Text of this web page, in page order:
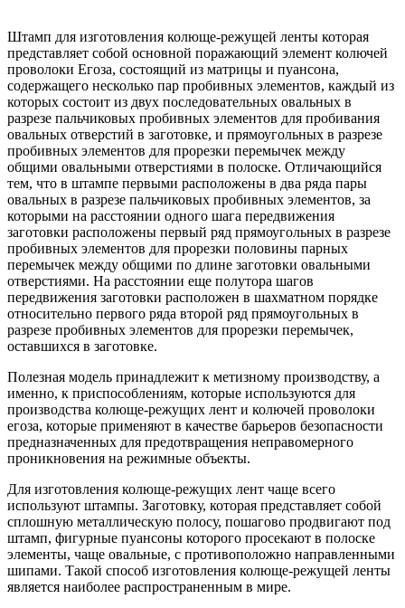
Штамп для изготовления колюще-режущей ленты которая
представляет собой основной поражающий элемент колючей
проволоки Егоза, состоящий из матрицы и пуансона,
содержащего несколько пар пробивных элементов, каждый из
которых состоит из двух последовательных овальных в
разрезе пальчиковых пробивных элементов для пробивания
овальных отверстий в заготовке, и прямоугольных в разрезе
пробивных элементов для прорезки перемычек между
общими овальными отверстиями в полоске. Отличающийся
тем, что в штампе первыми расположены в два ряда пары
овальных в разрезе пальчиковых пробивных элементов, за
которыми на расстоянии одного шага передвижения
заготовки расположены первый ряд прямоугольных в разрезе
пробивных элементов для прорезки половины парных
перемычек между общими по длине заготовки овальными
отверстиями. На расстоянии еще полутора шагов
передвижения заготовки расположен в шахматном порядке
относительно первого ряда второй ряд прямоугольных в
разрезе пробивных элементов для прорезки перемычек,
оставшихся в заготовке.
Полезная модель принадлежит к метизному производству, а
именно, к приспособлениям, которые используются для
производства колюще-режущих лент и колючей проволоки
егоза, которые применяют в качестве барьеров безопасности
предназначенных для предотвращения неправомерного
проникновения на режимные объекты.
Для изготовления колюще-режущих лент чаще всего
используют штампы. Заготовку, которая представляет собой
сплошную металлическую полосу, пошагово продвигают под
штамп, фигурные пуансоны которого просекают в полоске
элементы, чаще овальные, с противоположно направленными
шипами. Такой способ изготовления колюще-режущей ленты
является наиболее распространенным в мире.